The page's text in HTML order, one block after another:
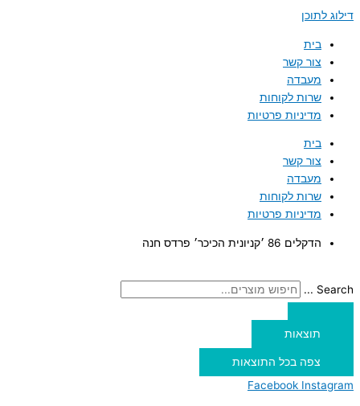
דילוג לתוכן
בית
צור קשר
מעבדה
שרות לקוחות
מדיניות פרטיות
בית
צור קשר
מעבדה
שרות לקוחות
מדיניות פרטיות
הדקלים 86 ׳קניונית הכיכר׳ פרדס חנה
Search ...
תוצאות
צפה בכל התוצאות
Facebook Instagram